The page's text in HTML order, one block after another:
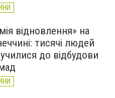
відновлення» на
тисячі людей
до відбудови